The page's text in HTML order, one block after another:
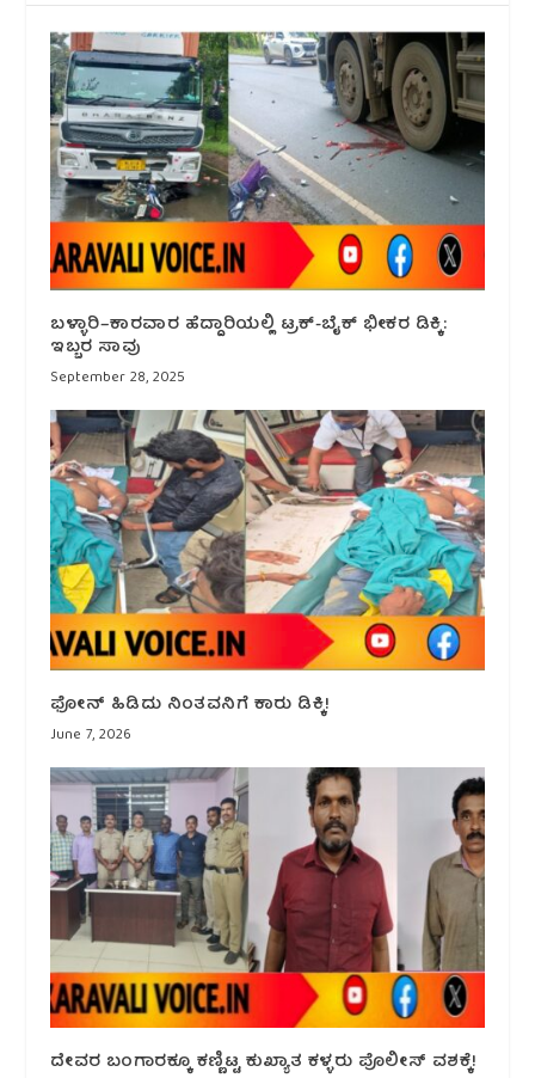
ಬಳ್ಳಾರಿ–ಕಾರವಾರ ಹೆದ್ದಾರಿಯಲ್ಲಿ ಟ್ರಕ್-ಬೈಕ್ ಭೀಕರ ಡಿಕ್ಕಿ:
ಇಬ್ಬರ ಸಾವು
September 28, 2025
ಫೋನ್ ಹಿಡಿದು ನಿಂತವನಿಗೆ ಕಾರು ಡಿಕ್ಕಿ!
June 7, 2026
ದೇವರ ಬಂಗಾರಕ್ಕೂ ಕಣ್ಣಿಟ್ಟ ಕುಖ್ಯಾತ ಕಳ್ಳರು ಪೊಲೀಸ್ ವಶಕ್ಕೆ!